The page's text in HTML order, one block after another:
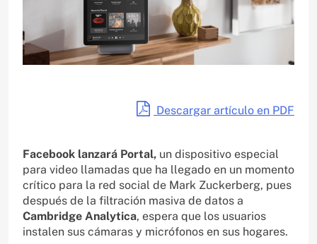
Descargar artículo en PDF
Facebook lanzará Portal, un dispositivo especial
para video llamadas que ha llegado en un momento
crítico para la red social de Mark Zuckerberg, pues
después de la filtración masiva de datos a
Cambridge Analytica, espera que los usuarios
instalen sus cámaras y micrófonos en sus hogares.